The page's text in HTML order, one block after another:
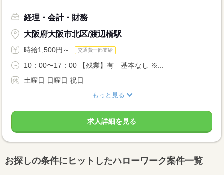
経理・会計・財務
大阪府大阪市北区/渡辺橋駅
時給1,500円～ 交通費一部支給
10：00〜17：00 【残業】有 基本なし ※...
土曜日 日曜日 祝日
もっと見る
求人詳細を見る
お探しの条件にヒットしたハローワーク案件一覧